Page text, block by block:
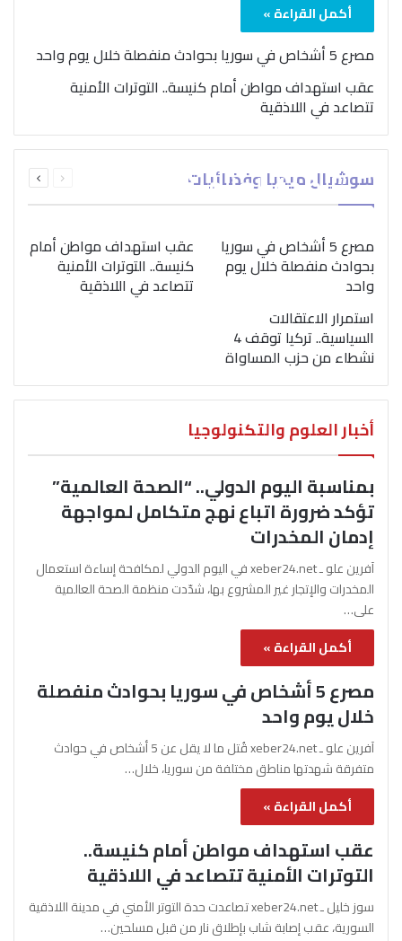
أكمل القراءة »
مصرع 5 أشخاص في سوريا بحوادث منفصلة خلال يوم واحد
عقب استهداف مواطن أمام كنيسة.. التوترات الأمنية
تتصاعد في اللاذقية
سوشيال ميديا وفضائيات الصفحةالصفحة
بمناسبة اليوم الدولي..
“الصحة العالمية” تؤكد
ضرورة اتباع نهج متكامل
لمواجهة إدمان المخدرات
مصرع 5 أشخاص في سوريا
بحوادث منفصلة خلال يوم
واحد
عقب استهداف مواطن أمام
كنيسة.. التوترات الأمنية
تتصاعد في اللاذقية
استمرار الاعتقالات
السياسية.. تركيا توقف 4
نشطاء من حزب المساواة
أخبار العلوم والتكنولوجيا
بمناسبة اليوم الدولي.. “الصحة العالمية”
تؤكد ضرورة اتباع نهج متكامل لمواجهة
إدمان المخدرات
آفرين علو ـ xeber24.net في اليوم الدولي لمكافحة إساءة استعمال
المخدرات والإتجار غير المشروع بها، شدّدت منظمة الصحة العالمية
على…
أكمل القراءة »
مصرع 5 أشخاص في سوريا بحوادث منفصلة
خلال يوم واحد
آفرين علو ـ xeber24.net قُتل ما لا يقل عن 5 أشخاص في حوادث
متفرقة شهدتها مناطق مختلفة من سوريا، خلال…
أكمل القراءة »
عقب استهداف مواطن أمام كنيسة..
التوترات الأمنية تتصاعد في اللاذقية
سوز خليل ـ xeber24.net تصاعدت حدة التوتر الأمني في مدينة اللاذقية
السورية، عقب إصابة شاب بإطلاق نار من قبل مسلحين…